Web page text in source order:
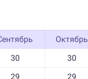
Октябрь
30 30
29 29